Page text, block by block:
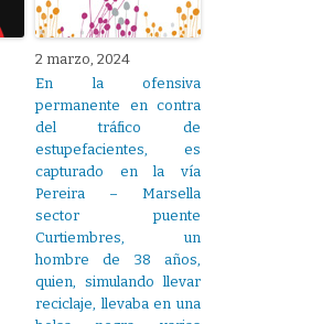
2 marzo, 2024
En la ofensiva
permanente en contra
del tráfico de
estupefacientes, es
capturado en la vía
Pereira – Marsella
sector puente
Curtiembres, un
hombre de 38 años,
quien, simulando llevar
reciclaje, llevaba en una